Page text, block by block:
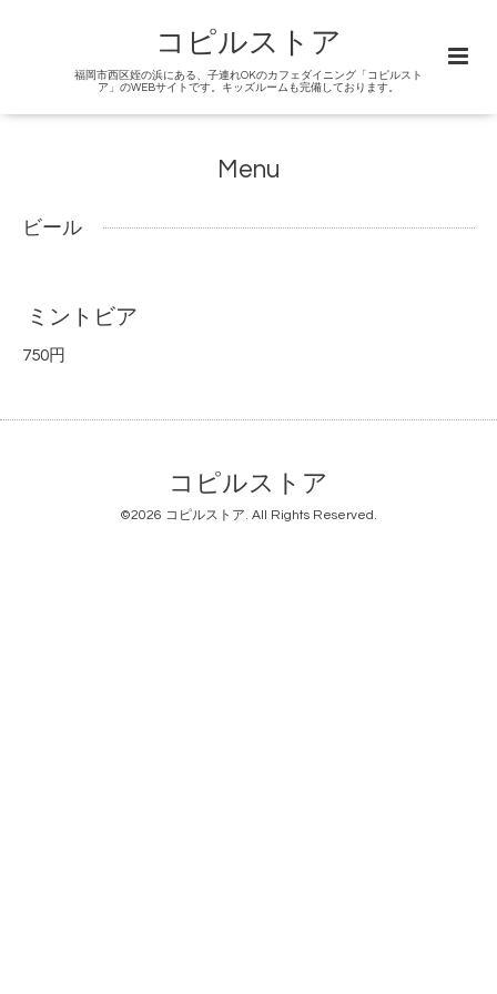
コピルストア
福岡市西区姪の浜にある、子連れOKのカフェダイニング「コピルスト
ア」のWEBサイトです。キッズルームも完備しております。
Menu
ビール
ミントビア
750円
コピルストア
©2026 コピルストア. All Rights Reserved.